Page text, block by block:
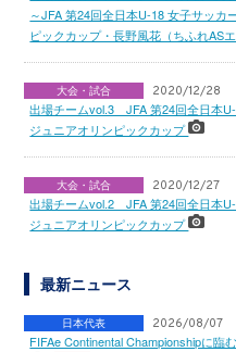
～JFA 第24回全日本U-18 女子サッカ
ピックカップ・長野風花（ちふれAS
大会・試合 2020/12/28
出場チームvol.3 JFA 第24回全日本
ジュニアオリンピックカップ
大会・試合 2020/12/27
出場チームvol.2 JFA 第24回全日本
ジュニアオリンピックカップ
最新ニュース
日本代表 2026/08/07
FIFAe Continental Championshipに臨